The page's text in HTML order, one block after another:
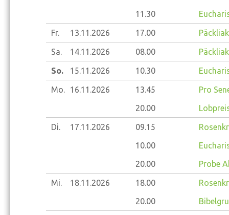
11.30
Fr. 13.11.2026 17.00
Sa. 14.11.2026 08.00
So. 15.11.2026 10.30
Mo. 16.11.2026 13.45
Pro
20.00
Di. 17.11.2026 09.15
10.00
20.00
Probe
Mi. 18.11.2026 18.00
20.00